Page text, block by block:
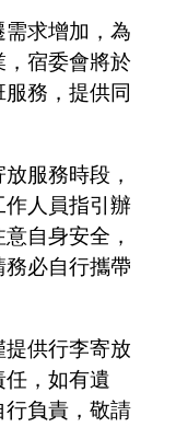
求增加，為
宿委會將於
務，提供同
服務時段，
作人員指引辦
自身安全，
必自行攜帶
供行李寄放
，如有遺
行負責，敬請